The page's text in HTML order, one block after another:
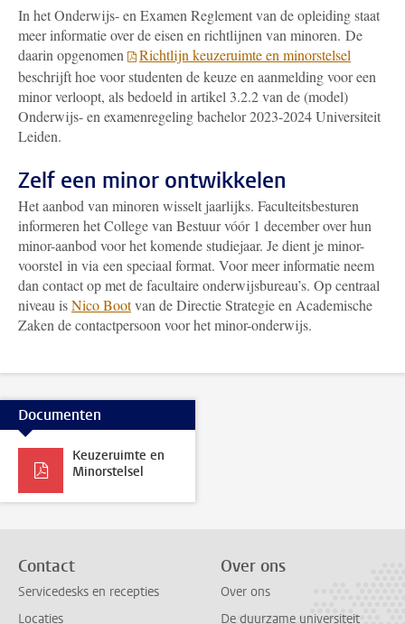
In het Onderwijs- en Examen Reglement van de opleiding staat
meer informatie over de eisen en richtlijnen van minoren. De
daarin opgenomen
Richtlijn keuzeruimte en minorstelsel
beschrijft hoe voor studenten de keuze en aanmelding voor een
minor verloopt, als bedoeld in artikel 3.2.2 van de (model)
Onderwijs- en examenregeling bachelor 2023-2024 Universiteit
Leiden.
Zelf een minor ontwikkelen
Het aanbod van minoren wisselt jaarlijks. Faculteitsbesturen
informeren het College van Bestuur vóór 1 december over hun
minor-aanbod voor het komende studiejaar. Je dient je minor-
voorstel in via een speciaal format. Voor meer informatie neem
dan contact op met de facultaire onderwijsbureau’s. Op centraal
niveau isNico Bootvan de Directie Strategie en Academische
Zaken de contactpersoon voor het minor-onderwijs.
Documenten
Keuzeruimte en
Minorstelsel
Contact
Servicedesks en recepties
Locaties
Over ons
Over ons
De duurzame universiteit